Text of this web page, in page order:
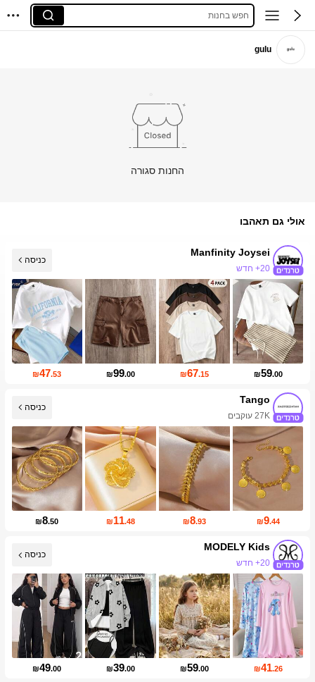
חפש בחנות
gulu
החנות סגורה
אולי גם תאהבו
Manfinity Joysei
20+ חדש
כניסה
₪59.00
₪67.15
₪99.00
₪47.53
Tango
27K עוקבים
כניסה
₪9.44
₪8.93
₪11.48
₪8.50
MODELY Kids
20+ חדש
כניסה
₪41.26
₪59.00
₪39.00
₪49.00